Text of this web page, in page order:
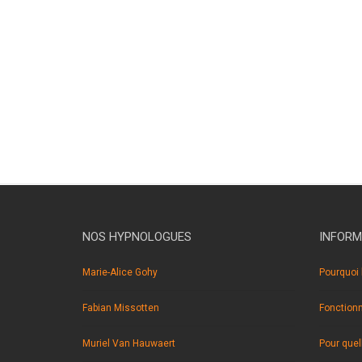
NOS HYPNOLOGUES
Marie-Alice Gohy
Fabian Missotten
Muriel Van Hauwaert
Pourquoi
Pour